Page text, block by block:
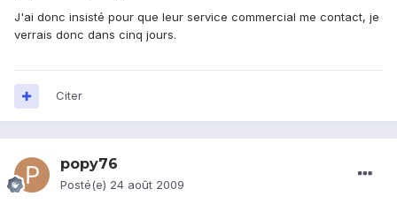
J'ai donc insisté pour que leur service commercial me contact, je
verrais donc dans cinq jours.
Citer
popy76
Posté(e) 24 août 2009